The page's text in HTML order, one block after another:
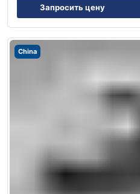
Запросить цену
China